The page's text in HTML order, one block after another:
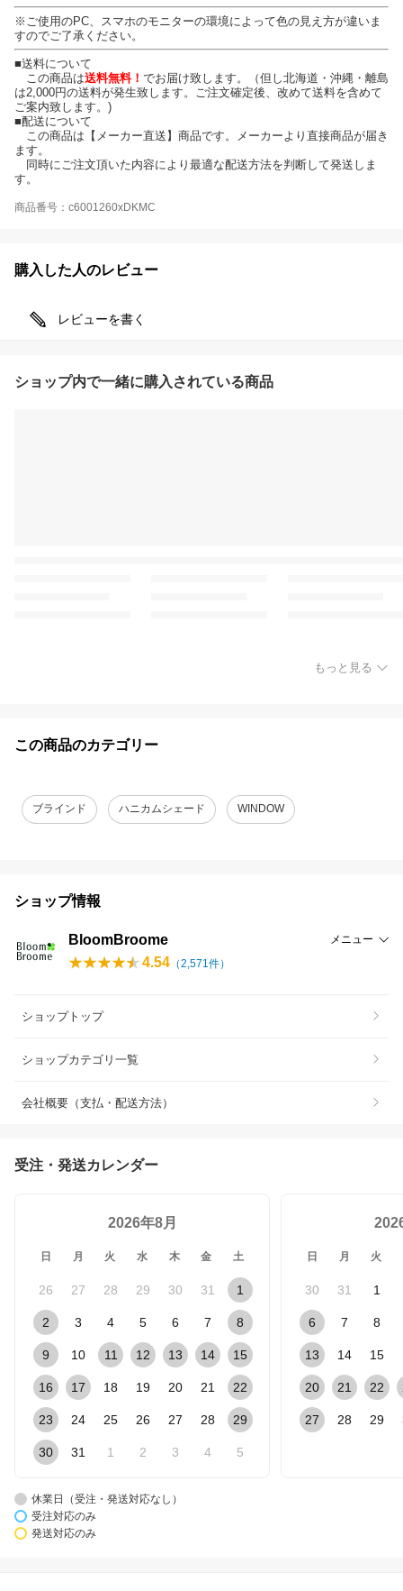
※ご使用のPC、スマホのモニターの環境によって色の見え方が違いま
すのでご了承ください。
■送料について
この商品は送料無料！ でお届け致します。（但し北海道・沖縄・離島
は2,000円の送料が発生致します。ご注文確定後、改めて送料を含めて
ご案内致します。)
■配送について
この商品は【メーカー直送】商品です。メーカーより直接商品が届き
ます。
同時にご注文頂いた内容により最適な配送方法を判断して発送しま
す。
商品番号：c6001260xDKMC
購入した人のレビュー
レビューを書く
ショップ内で一緒に購入されている商品
もっと見る
この商品のカテゴリー
ブラインド ハニカムシェード WINDOW
ショップ情報
BloomBroome メニュー
4.54 （2,571 件）
ショップトップ
ショップカテゴリ一覧
会社概要（支払・配送方法）
受注・発送カレンダー
2026年8月
日 月 火 水 木 金 土
26 27 28 29 30 31 1
2 3 4 5 6 7 8
9 10 11 12 13 14 15
16 17 18 19 20 21 22
23 24 25 26 27 28 29
30 31 1 2 3 4 5
日 月 火
30 31 1
6 7 8
13 14 15
20 21 22
27 28 29
休業日（受注・発送対応なし）
受注対応のみ
発送対応のみ